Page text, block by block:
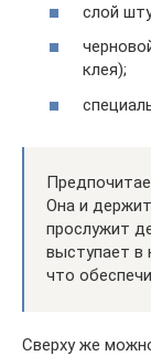
слой
клея);
Она и
прослужит
выступает в
что
Сверху же